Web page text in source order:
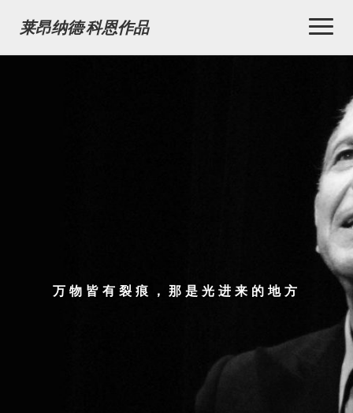
莱昂纳德·科恩作品
万物皆有裂痕，那是光进来的地方